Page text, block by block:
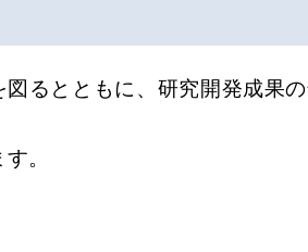
るとともに、研究開発成果
。